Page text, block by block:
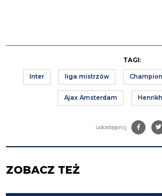
TAGI:
Inter liga mistrzów
Ajax Amsterdam
udostępnij
ZOBACZ TEŻ